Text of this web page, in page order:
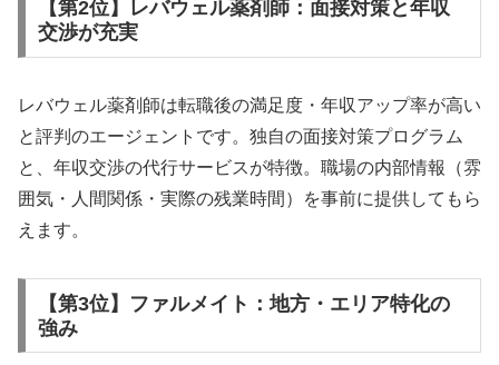
【第2位】レバウェル薬剤師：面接対策と年収
交渉が充実
レバウェル薬剤師は転職後の満足度・年収アップ率が高い
と評判のエージェントです。独自の面接対策プログラム
と、年収交渉の代行サービスが特徴。職場の内部情報（雰
囲気・人間関係・実際の残業時間）を事前に提供してもら
えます。
【第3位】ファルメイト：地方・エリア特化の
強み